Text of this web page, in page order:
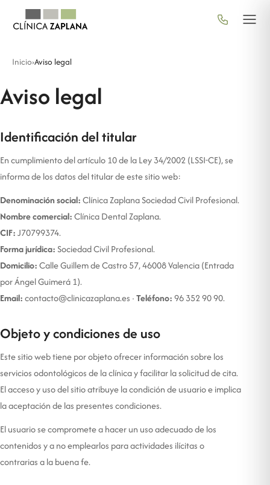
Inicio›Aviso legal
Aviso legal
Identificación del titular
En cumplimiento del artículo 10 de la Ley 34/2002 (LSSI-CE), se
informa de los datos del titular de este sitio web:
Denominación social:Clínica Zaplana Sociedad Civil Profesional.
Nombre comercial:Clínica Dental Zaplana.
CIF:J70799374.
Forma jurídica: Sociedad Civil Profesional.
Domicilio:Calle Guillem de Castro 57, 46008 Valencia (Entrada
por Ángel Guimerá 1).
Email:contacto@clinicazaplana.es ·Teléfono:96 352 90 90.
Objeto y condiciones de uso
Este sitio web tiene por objeto ofrecer información sobre los
servicios odontológicos de la clínica y facilitar la solicitud de cita.
El acceso y uso del sitio atribuye la condición de usuario e implica
la aceptación de las presentes condiciones.
El usuario se compromete a hacer un uso adecuado de los
contenidos y a no emplearlos para actividades ilícitas o
contrarias a la buena fe.